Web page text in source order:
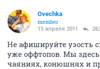
Ovechka
member
15 апреля 2011
Не афишируйте узость
уже оффтопов. Мы
чаяниях, конюшнях и